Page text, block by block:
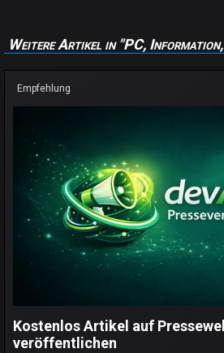
Weitere Artikel in "PC,
Empfehlung
Kostenlos Artikel auf
veröffentlichen